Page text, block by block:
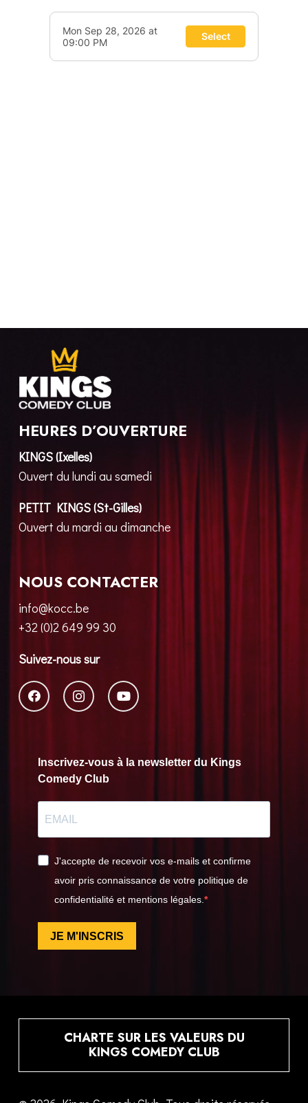
HEURES D’OUVERTURE
KINGS (Ixelles)
Ouvert du lundi au samedi
PETIT KINGS (St-Gilles)
Ouvert du mardi au dimanche
NOUS CONTACTER
info@kocc.be
+32 (0)2 649 99 30
Suivez-nous sur
Inscrivez-vous à la newsletter du Kings
Comedy Club
J'accepte de recevoir vos e-mails et confirme
avoir pris connaissance de votre politique de
confidentialité et mentions légales.
JE M'INSCRIS
CHARTE SUR LES VALEURS DU
KINGS COMEDY CLUB